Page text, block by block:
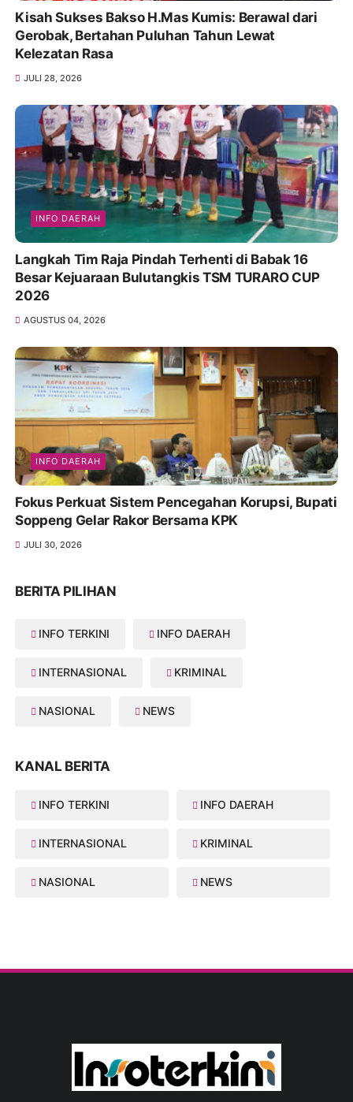
Kisah Sukses Bakso H.Mas Kumis: Berawal dari
Gerobak, Bertahan Puluhan Tahun Lewat
Kelezatan Rasa
JULI 28, 2026
INFO DAERAH
Langkah Tim Raja Pindah Terhenti di Babak 16
Besar Kejuaraan Bulutangkis TSM TURARO CUP
2026
AGUSTUS 04, 2026
INFO DAERAH
Fokus Perkuat Sistem Pencegahan Korupsi, Bupati
Soppeng Gelar Rakor Bersama KPK
JULI 30, 2026
BERITA PILIHAN
INFO TERKINI INFO DAERAH
INTERNASIONAL KRIMINAL
NASIONAL NEWS
KANAL BERITA
INFO TERKINI INFO DAERAH
INTERNASIONAL KRIMINAL
NASIONAL NEWS